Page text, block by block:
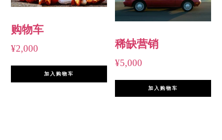
购物车
¥2,000
加入购物车
稀缺营销
¥5,000
加入购物车